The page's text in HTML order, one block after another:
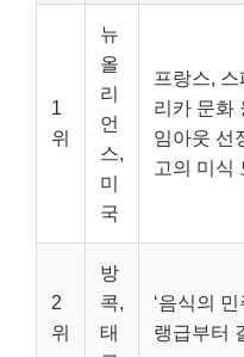
1
위
뉴
올
리
언
스,
미
국
프랑스,
리카 문화
임아웃 선
고의 미식
2
위
방
콕,
태
‘음식의
랭급부터